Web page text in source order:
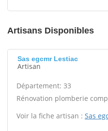
Artisans Disponibles
Sas egcmr Lestiac
Artisan
Département: 33
Rénovation plomberie
Voir la fiche artisan : Sas